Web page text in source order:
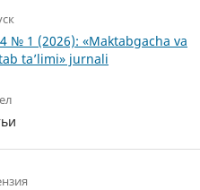
№ 1 (2026): «Maktabgacha va
ta’limi» jurnali